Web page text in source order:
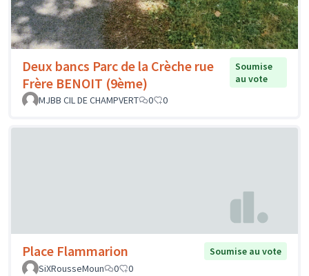
Deux bancs Parc de la Crèche rue
Frère BENOIT (9ème)
Soumise
au vote
MJBB CIL DE CHAMPVERT
0 0
Place Flammarion
Soumise au vote
SiXRousseMoun
0 0